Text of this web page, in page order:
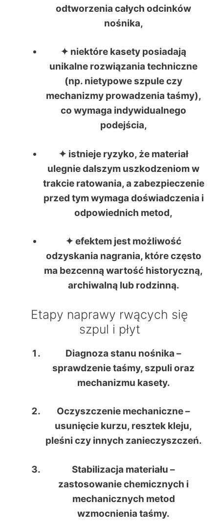
odtworzenia całych odcinków
nośnika,
✦ niektóre kasety posiadają
unikalne rozwiązania techniczne
(np. nietypowe szpule czy
mechanizmy prowadzenia taśmy),
co wymaga indywidualnego
podejścia,
✦ istnieje ryzyko, że materiał
ulegnie dalszym uszkodzeniom w
trakcie ratowania, a zabezpieczenie
przed tym wymaga doświadczenia i
odpowiednich metod,
✦ efektem jest możliwość
odzyskania nagrania, które często
ma bezcenną wartość historyczną,
archiwalną lub rodzinną.
Etapy naprawy rwących się
szpul i płyt
Diagnoza stanu nośnika –
sprawdzenie taśmy, szpuli oraz
mechanizmu kasety.
Oczyszczenie mechaniczne–
usunięcie kurzu, resztek kleju,
pleśni czy innych zanieczyszczeń.
Stabilizacja materiału –
zastosowanie chemicznych i
mechanicznych metod
wzmocnienia taśmy.